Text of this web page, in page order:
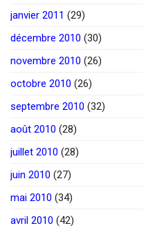
janvier 2011 (29)
décembre 2010 (30)
novembre 2010 (26)
octobre 2010 (26)
septembre 2010 (32)
août 2010 (28)
juillet 2010 (28)
juin 2010 (27)
mai 2010 (34)
avril 2010 (42)